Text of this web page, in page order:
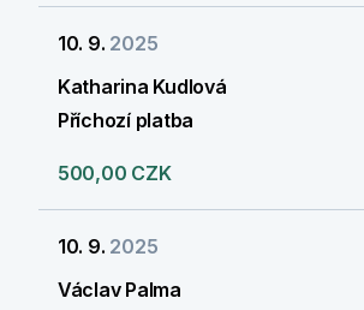
10. 9. 2025
Katharina Kudlová
Příchozí platba
500,00 CZK
10. 9. 2025
Václav Palma